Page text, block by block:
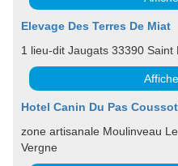
Elevage Des Terres De Miat
1 lieu-dit Jaugats 33390 Saint
Hotel Canin Du Pas Coussot
zone artisanale Moulinveau
Vergne